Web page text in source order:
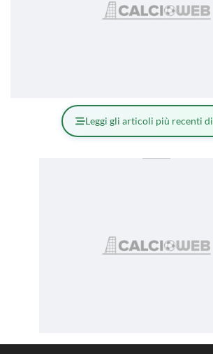
Leggi gli articoli più recenti di